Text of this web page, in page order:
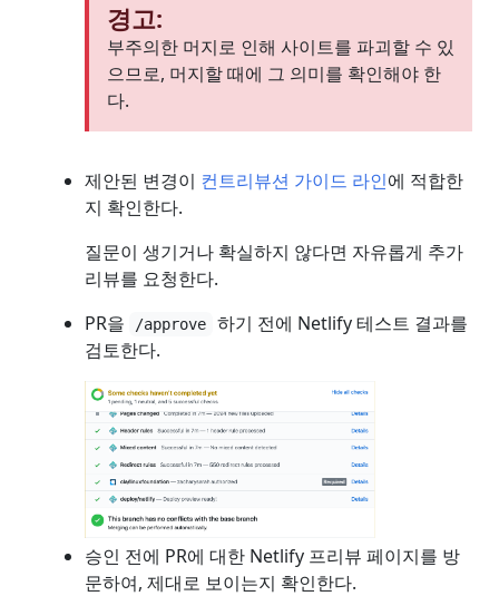
경고:
부주의한 머지로 인해 사이트를 파괴할 수 있
으므로, 머지할 때에 그 의미를 확인해야 한
다.
제안된 변경이 컨트리뷰션 가이드 라인에 적합한
지 확인한다.
질문이 생기거나 확실하지 않다면 자유롭게 추가
리뷰를 요청한다.
PR을
/approve
하기 전에 Netlify 테스트 결과를
검토한다.
승인 전에 PR에 대한 Netlify 프리뷰 페이지를 방
문하여, 제대로 보이는지 확인한다.